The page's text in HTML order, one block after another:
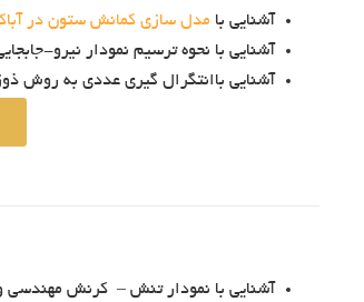
آشنایی با مدل سازی کمانش ستون در
آشنایی با نحوه ترسیم نمودار نیرو-
آشنایی باانتگرال گیری عددی به روش
آشنایی با نمودار تنش – کرنش مهندسی